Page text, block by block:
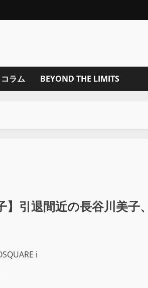
コラム BEYOND THE LIMITS
】引退間近の長谷川美
i